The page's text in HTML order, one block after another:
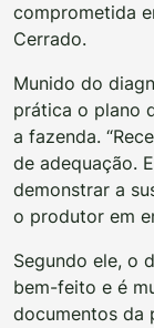
comprometida
Cerrado.
Munido do
prática o plano
a fazenda.
de adequação.
demonstrar a
o produtor em
Segundo ele, o
bem-feito e é
documentos da